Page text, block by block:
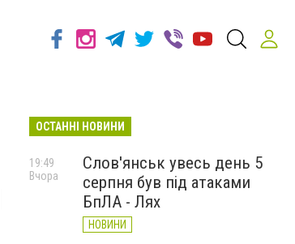
ОСТАННІ НОВИНИ
Слов'янськ увесь день 5
серпня був під атаками
БпЛА - Лях
НОВИНИ
19:49
Вчора